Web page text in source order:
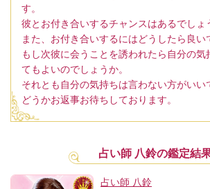
す。
彼とお付き合いするチャンスはあるでしょ
また、お付き合いするにはどうしたら良い
もし次彼に会うことを誘われたら自分の気
てもよいのでしょうか。
それとも自分の気持ちは言わない方がいい
どうかお返事お待ちしております。
占い師 八鈴の鑑定結
占い師 八鈴